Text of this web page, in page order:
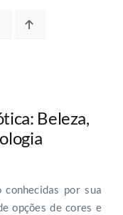
Beleza,
conhecidas por sua
opções de cores e